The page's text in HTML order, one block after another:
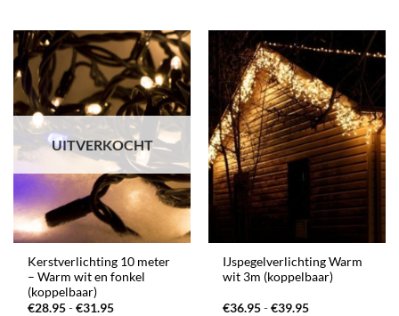
UITVERKOCHT
Kerstverlichting 10 meter
– Warm wit en fonkel
(koppelbaar)
€28.95-€31.95Prijsklasse:
IJspegelverlichting Warm
wit 3m (koppelbaar)
€36.95-€39.95Prijsklasse: